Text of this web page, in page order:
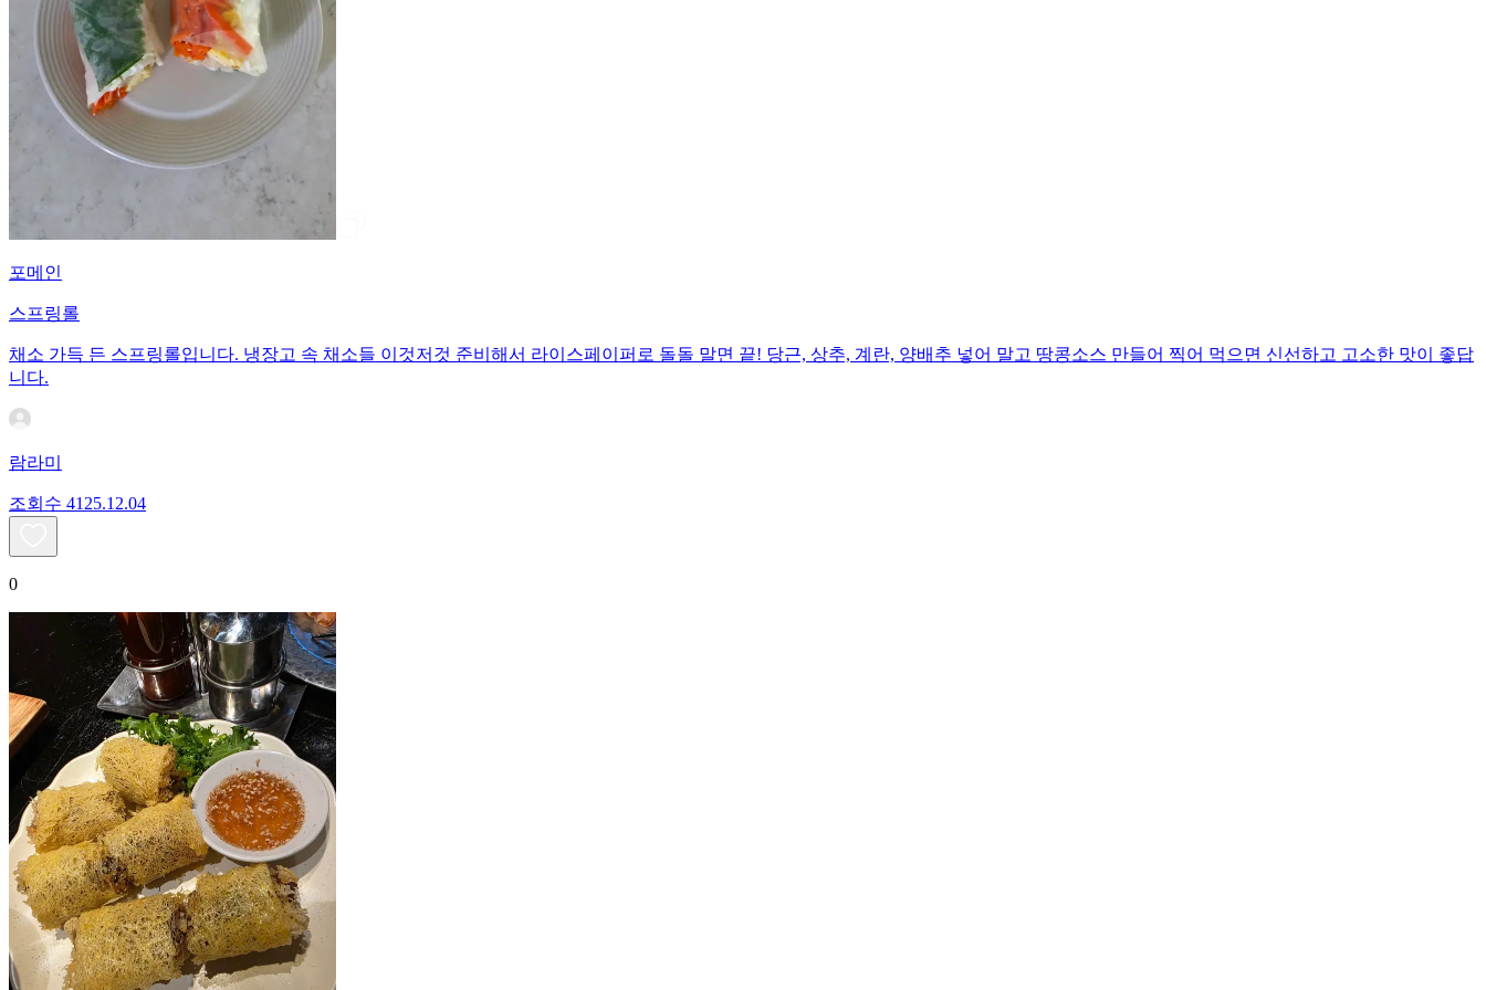
포메인
스프링롤
채소 가득 든 스프링롤입니다. 냉장고 속 채소들 이것저것 준비해서 라이스페이퍼로 돌돌 말면 끝! 당근, 상추, 계란, 양배추 넣어 말고 땅콩소스 만들어 찍어 먹으면 신선하고 고소한 맛이 좋답
니다.
람라미
조회수 41 25.12.04
0